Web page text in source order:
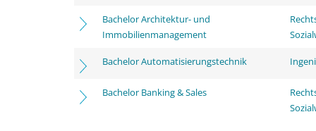
Bachelor Architektur- und
Immobilienmanagement
Bachelor Automatisierungstechnik
Bachelor Banking & Sales